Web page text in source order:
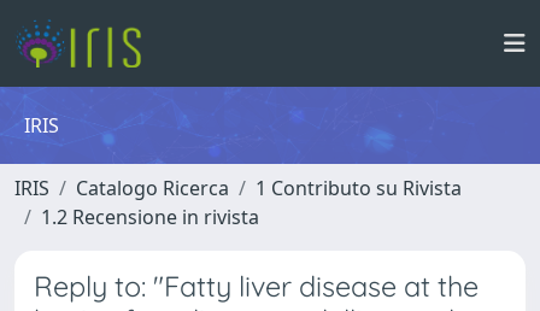
IRIS
IRIS Catalogo Ricerca
1 Contributo su Rivista
1.2 Recensione in rivista
Reply to: "Fatty liver disease at the